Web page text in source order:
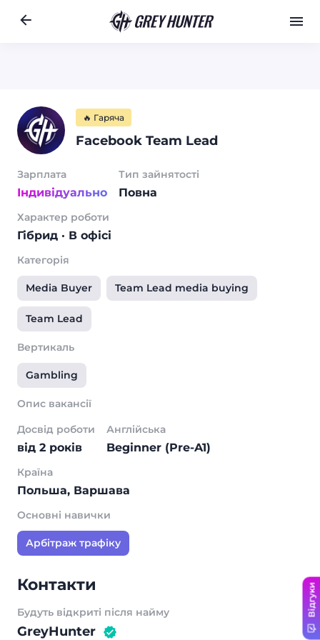
🔥 Гаряча
Facebook Team Lead
Зарплата
Індивідуально
Тип зайнятості
Повна
Характер роботи
Гібрид · В офісі
Категорія
Media Buyer Team Lead media buying
Team Lead
Вертикаль
Gambling
Опис вакансії
Досвід роботи
від 2 років
Англійська
Beginner (Pre-A1)
Країна
Польша, Варшава
Основні навички
Арбітраж трафіку
Контакти
Будуть відкриті після найму
GreyHunter
Відгуки